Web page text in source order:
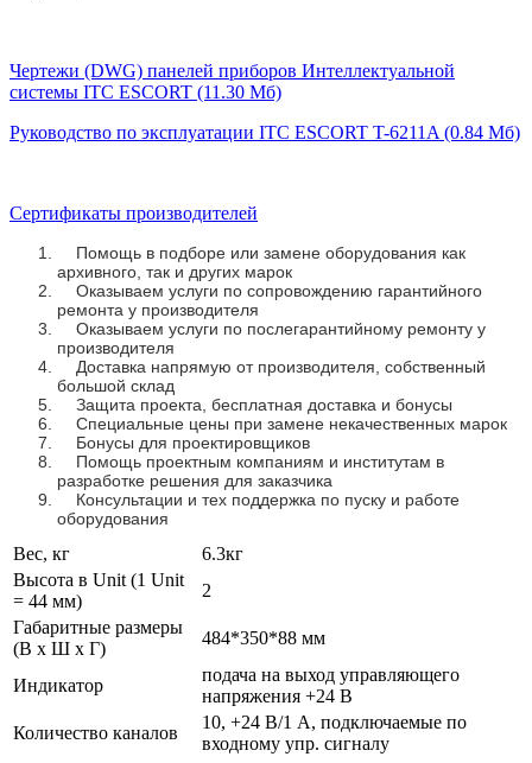
Чертежи (DWG) панелей приборов Интеллектуальной
системы ITC ESCORT (11.30 Мб)
Руководство по эксплуатации ITC ESCORT T-6211A (0.84 Мб)
Сертификаты производителей
Помощь в подборе или замене оборудования как
архивного, так и других марок
Оказываем услуги по сопровождению гарантийного
ремонта у производителя
Оказываем услуги по послегарантийному ремонту у
производителя
Доставка напрямую от производителя, собственный
большой склад
Защита проекта, бесплатная доставка и бонусы
Специальные цены при замене некачественных марок
Бонусы для проектировщиков
Помощь проектным компаниям и институтам в
разработке решения для заказчика
Консультации и тех поддержка по пуску и работе
оборудования
Вес, кг
6.3кг
Высота в Unit (1 Unit
= 44 мм)
2
Габаритные размеры
(В х Ш х Г)
484*350*88 мм
Индикатор
подача на выход управляющего
напряжения +24 В
Количество каналов
10, +24 В/1 А, подключаемые по
входному упр. сигналу